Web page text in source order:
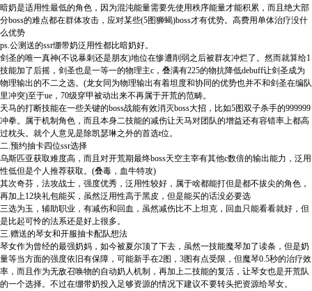
暗奶是适用性最低的角色，因为混沌能量需要先使用秩序能量才能积累，而且绝大部
分boss的难点都在群体攻击，应对某些(5图狮蝎)boss才有优势。高费用单体治疗没什
么优势
ps.公测送的ssr绷带奶泛用性都比暗奶好。
剑圣的唯一真神(不说暴刺还是朋友)地位在惨遭削弱之后被群友冲烂了。然而就算给1
技能加了后摇，剑圣也是一等一的物理主c，叠满有225的物抗降低debuff让剑圣成为
物理输出的不二之选。(龙女同为物理输出有着坦度和协同的优势也并不和剑圣在编队
里冲突)至于ue，70级穿甲被动出来不再属于开荒的范畴。
天马的打断技能在一些关键的boss战能有效消灭boss大招，比如5图双子杀手的999999
冲拳。属于机制角色，而且本身二技能的减伤让天马对团队的增益还有容错率上都高
过枕头。就个人意见是除凯瑟琳之外的首选t位。
二.预约抽卡四位ssr选择
乌斯匹亚获取难度高，而且对开荒期最终boss天空主宰有其他c数倍的输出能力，泛用
性低但是个人推荐获取。(叠毒，血牛特攻)
其次奇芬，法攻战士，强度优秀，泛用性较好，属于啥都能打但是都不拔尖的角色，
再加上12块礼包能买，虽然泛用性高于黑皮，但是能买的话没必要选
三选为玉，辅助职业，有减伤和回血，虽然减伤比不上坦克，回血只能看看就好，但
是比起可怜的法系还是好上很多。
三.赠送的琴女和开服抽卡配队想法
琴女作为曾经的最强奶妈，如今被夏尔顶了下去，虽然一技能魔琴加了读条，但是奶
量等当方面的强度依旧有保障，可能新手在2图，3图有点受限，但魔琴0.5秒的治疗效
率，而且作为无敌召唤物的自动奶人机制，再加上二技能的复活，让琴女也是开荒队
的一个选择。不过在绷带奶投入足够资源的情况下建议不要转头把资源给琴女。